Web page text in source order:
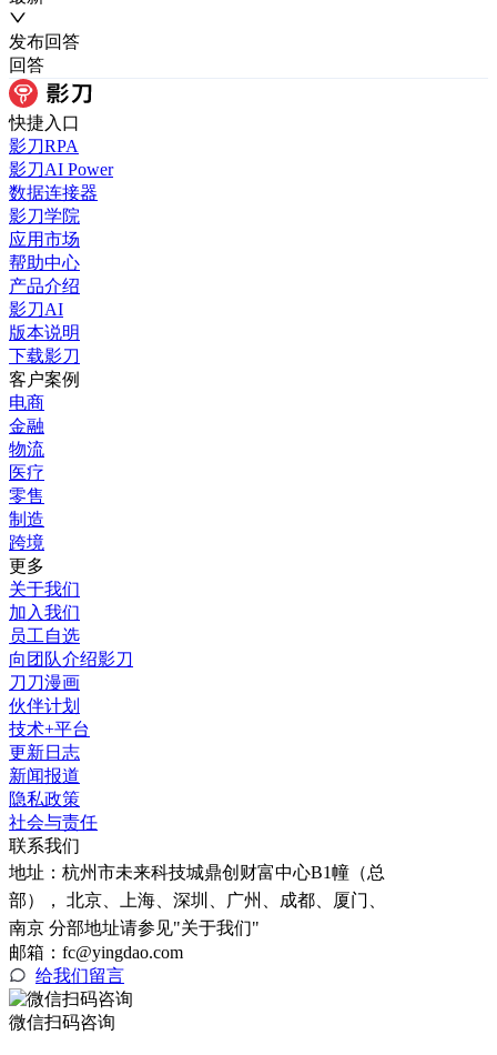
发布回答
回答
快捷入口
影刀RPA
影刀AI Power
数据连接器
影刀学院
应用市场
帮助中心
产品介绍
影刀AI
版本说明
下载影刀
客户案例
电商
金融
物流
医疗
零售
制造
跨境
更多
关于我们
加入我们
员工自选
向团队介绍影刀
刀刀漫画
伙伴计划
技术+平台
更新日志
新闻报道
隐私政策
社会与责任
联系我们
地址： 杭州市未来科技城鼎创财富中心B1幢（总
部）， 北京、上海、深圳、广州、成都、厦门、
南京 分部地址请参见"关于我们"
邮箱：fc@yingdao.com
给我们留言
微信扫码咨询